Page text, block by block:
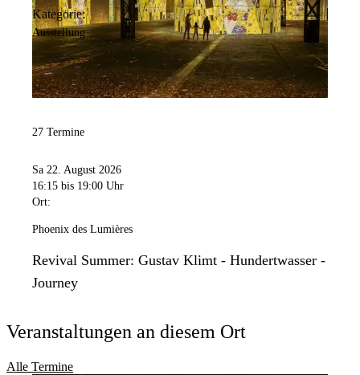
Kategorie:
Ausstellung
27 Termine
Sa 22. August 2026
16:15 bis 19:00 Uhr
Ort:
Phoenix des Lumières
Revival Summer: Gustav Klimt - Hundertwasser -
Journey
Veranstaltungen an diesem Ort
Alle Termine